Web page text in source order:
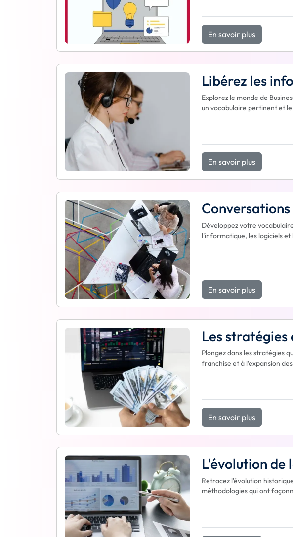
En savoir plus
Libérez les
Explorez le monde de
un vocabulaire pertinent et
En savoir plus
Développez votre
l'informatique, les logiciels et
En savoir plus
Les stratégies
Plongez dans les stratégies
franchise et à l’expansion
En savoir plus
L'évolution de
Retracez l'évolution
méthodologies qui ont